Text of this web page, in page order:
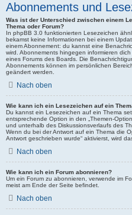
Abonnements und
Was ist der Unterschied zwischen einem
Thema oder Forum?
In phpBB 3.0 funktionierten Lesezeichen
bekamst keine Informationen bei einem
einem Abonnement: du kannst eine
wird. Abonnements hingegen informieren
eines Forums des Boards. Die
Abonnements können im persönlichen
geändert werden.
Nach oben
Wie kann ich ein Lesezeichen auf ein
Du kannst ein Lesezeichen auf ein Thema
entsprechende Option in den „Themen-
und unterhalb des Diskussionsverlaufs des
Wenn du bei der Antwort auf ein Thema die
Antwort geschrieben wurde“ aktivierst, wird
Nach oben
Wie kann ich ein Forum abonnieren?
Um ein Forum zu abonnieren, verwende im
meist am Ende der Seite befindet.
Nach oben